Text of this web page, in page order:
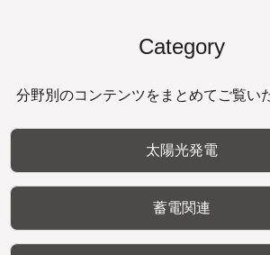
Category
分野別のコンテンツをまとめてご覧い
太陽光発電
蓄電関連